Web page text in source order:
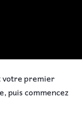
votre premier
puis commencez